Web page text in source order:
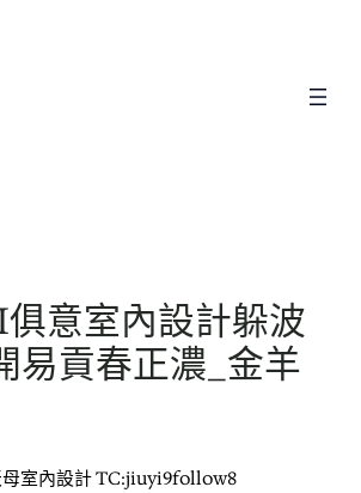
意室內設計躲波
易貢春正濃_金羊
母室內設計 TC:jiuyi9follow8